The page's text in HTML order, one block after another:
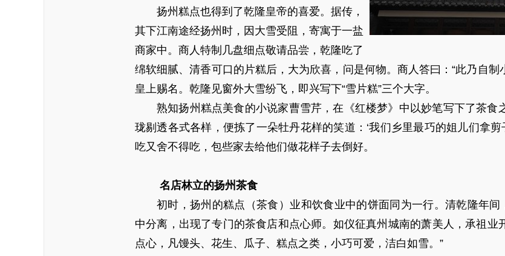
扬州糕点也得到了乾隆皇帝的喜爱。据传，
其下江南途经扬州时，因大雪受阻，寄寓于一盐
商家中。商人特制几盘细点敬请品尝，乾隆吃了
绵软细腻、清香可口的片糕后，大为欣喜，问是何物。商人答曰：“此乃自制
皇上赐名。乾隆见窗外大雪纷飞，即兴写下“雪片糕”三个大字。
熟知扬州糕点美食的小说家曹雪芹，在《红楼梦》中以妙笔写下了茶食
珑剔透各式各样，便拣了一朵牡丹花样的笑道：‘我们乡里最巧的姐儿们拿
吃又舍不得吃，包些家去给他们做花样子去倒好。
名店林立的扬州茶食
初时，扬州的糕点（茶食）业和饮食业中的饼面同为一行。清乾隆年
中分离，出现了专门的茶食店和点心师。如仪征真州城南的萧美人，承祖业
点心，凡馒头、花生、瓜子、糕点之类，小巧可爱，洁白如雪。”